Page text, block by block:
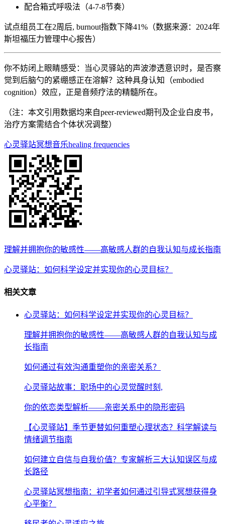
配合箱式呼吸法（4-7-8节奏）
试点组员工在2周后, burnout指数下降41%（数据来源：2024年
斯坦福压力管理中心报告）
你不妨闭上眼睛感受：当心灵驿站的声波渗透意识时，是否察
觉到后脑勺的紧绷感正在溶解？这种具身认知（embodied
cognition）效应，正是音频疗法的精髓所在。
（注：本文引用数据均来自peer-reviewed期刊及企业白皮书，
治疗方案需结合个体状况调整）
心灵驿站冥想音乐healing frequencies
理解并拥抱你的敏感性——高敏感人群的自我认知与成长指南
心灵驿站：如何科学设定并实现你的心灵目标？
相关文章
心灵驿站：如何科学设定并实现你的心灵目标？
理解并拥抱你的敏感性——高敏感人群的自我认知与成
长指南
如何通过有效沟通重塑你的亲密关系？
心灵驿站故事：职场中的心灵觉醒时刻,
你的依恋类型解析——亲密关系中的隐形密码
【心灵驿站】季节更替如何重塑心理状态？科学解读与
情绪调节指南
如何建立自信与自我价值？专家解析三大认知误区与成
长路径
心灵驿站冥想指南：初学者如何通过引导式冥想获得身
心平衡？